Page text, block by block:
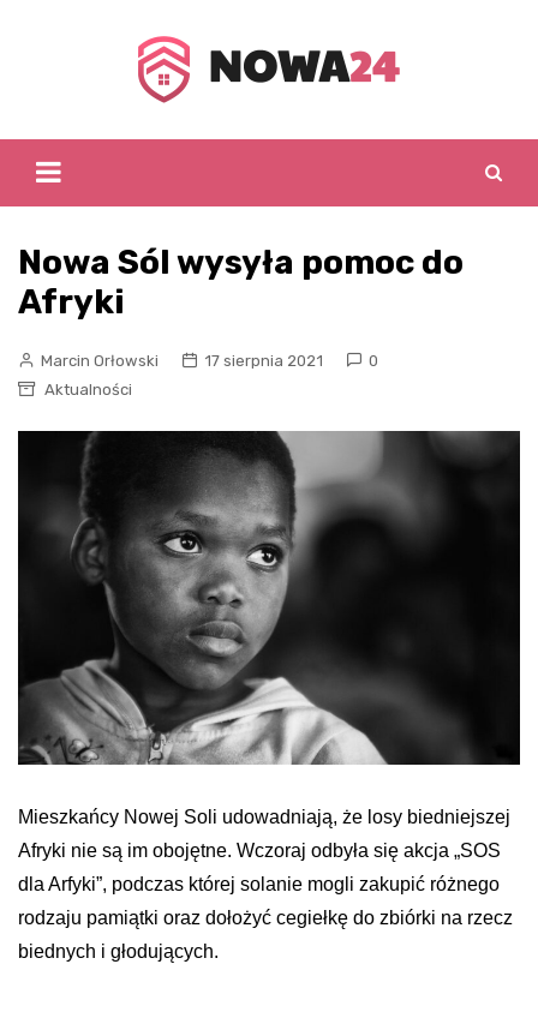
Nowa Sól wysyła pomoc do
Afryki
Marcin Orłowski 17 sierpnia 2021
0
Aktualności
Mieszkańcy Nowej Soli udowadniają, że losy biedniejszej
Afryki nie są im obojętne. Wczoraj odbyła się akcja „SOS
dla Arfyki”, podczas której solanie mogli zakupić różnego
rodzaju pamiątki oraz dołożyć cegiełkę do zbiórki na rzecz
biednych i głodujących.